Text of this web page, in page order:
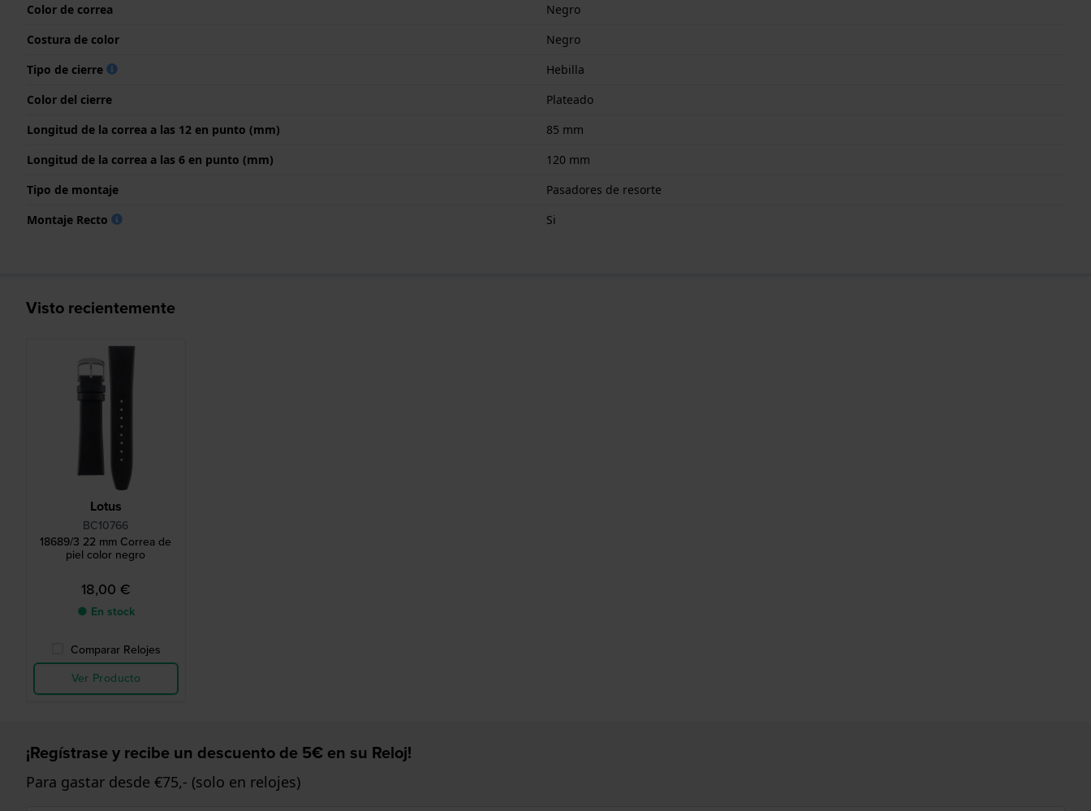
Color de correa
Negro
Costura de color
Negro
Tipo de cierre
Hebilla
Color del cierre
Plateado
Longitud de la correa a las 12 en punto (mm)
85 mm
Longitud de la correa a las 6 en punto (mm)
120 mm
Tipo de montaje
Pasadores de resorte
Montaje Recto
Si
Visto recientemente
Lotus
BC10766
18689/3 22 mm Correa de
piel color negro
18,00 €
● En stock
Comparar Relojes
Ver Producto
¡Regístrase y recibe un descuento de 5€ en su Reloj!
Para gastar desde €75,- (solo en relojes)